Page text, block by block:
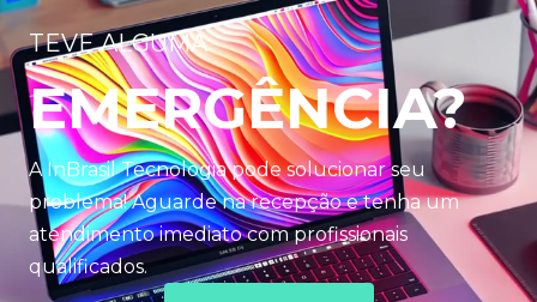
TEVE ALGUMA
EMERGÊNCIA?
A InBrasil Tecnologia pode solucionar seu
problema! Aguarde na recepção e tenha um
atendimento imediato com profissionais
qualificados.